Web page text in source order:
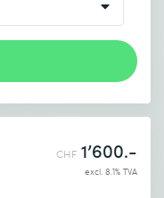
CHF 1’600.-
excl. 8.1% TVA